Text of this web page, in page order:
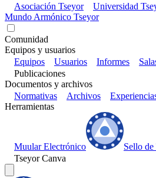
Asociación Tseyor
Universidad
Mundo Armónico Tseyor
Comunidad
Equipos y usuarios
Equipos
Usuarios Informes
Publicaciones
Documentos y archivos
Normativas
Archivos
Herramientas
Muular Electrónico Sello
Tseyor Canva